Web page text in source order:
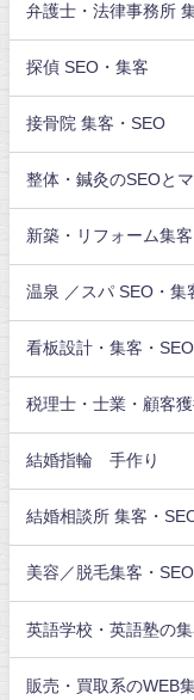
弁護士・法律事務所
探偵 SEO・集客
接骨院 集客・SEO
整体・鍼灸のSEOと
新築・リフォーム集客
温泉 ／スパ SEO・集
看板設計・集客・SEO
税理士・士業・顧客
結婚指輪 手作り
結婚相談所 集客・
美容／脱毛集客・SEO
英語学校・英語塾の
販売・買取系のWEB